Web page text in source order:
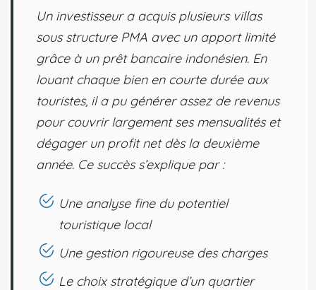
Un investisseur a acquis plusieurs villas
sous structure PMA avec un apport limité
grâce à un prêt bancaire indonésien. En
louant chaque bien en courte durée aux
touristes, il a pu générer assez de revenus
pour couvrir largement ses mensualités et
dégager un profit net dès la deuxième
année. Ce succès s’explique par :
Une analyse fine du potentiel
touristique local
Une gestion rigoureuse des charges
Le choix stratégique d’un quartier